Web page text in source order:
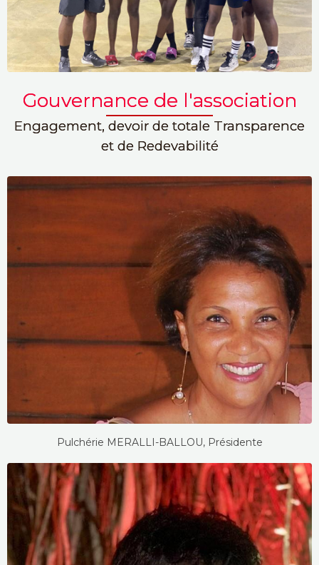
Gouvernance de l'association
Engagement, devoir de totale Transparence
et de Redevabilité
Pulchérie MERALLI-BALLOU, Présidente